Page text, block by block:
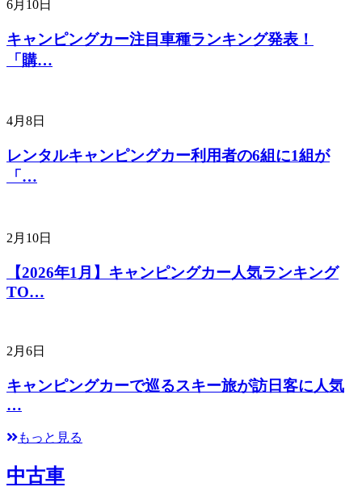
6月10日
キャンピングカー注目車種ランキング発表！
「購…
4月8日
レンタルキャンピングカー利用者の6組に1組が
「…
2月10日
【2026年1月】キャンピングカー人気ランキング
TO…
2月6日
キャンピングカーで巡るスキー旅が訪日客に人気
…
もっと見る
中古車